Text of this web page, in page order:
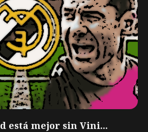
está mejor sin Vini...